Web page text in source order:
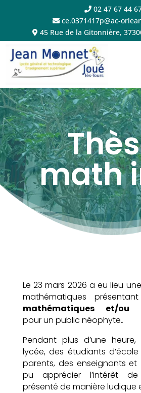
02 47 67 44
ce.0371417p@ac-
45 Rue de la Gitonnière,
math
Le 23 mars 2026 a eu lieu
mathématiques présentant
mathématiques et/ou
pour un public néophyte.
Pendant plus d’une
lycée, des étudiants
parents, des enseignants
pu apprécier l’intérêt
présenté de manière ludique